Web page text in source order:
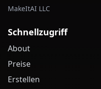
MakeItAI LLC
Schnellzugriff
About
Preise
Erstellen